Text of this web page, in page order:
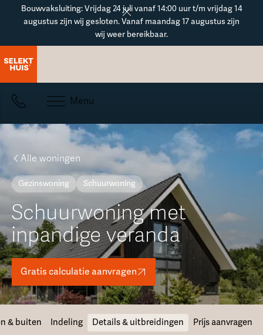
Button Text
Bouwvaksluiting: Vrijdag 24 juli vanaf 14:00 uur t/m vrijdag 14
augustus zijn wij gesloten. Vanaf maandag 17 augustus zijn
wij weer bereikbaar.
Menu
Alle woningen
Gezinswoning Schuurwoning
Schuurwoning met
inpandige veranda
Gratis calculatie aanvragen
& buiten Indeling Details & uitbreidingen Prijs aanvragen